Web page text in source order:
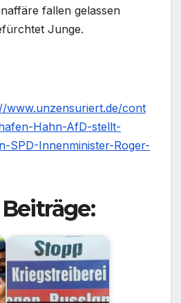
fallen gelassen
Junge.
www.unzensuriert.de/cont
Hahn-AfD-stellt-
SPD-Innenminister-Roger-